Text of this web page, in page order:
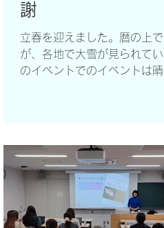
謝
立春を迎えました。暦の上で
が、各地で大雪が見られてい
のイベントでのイベントは晴